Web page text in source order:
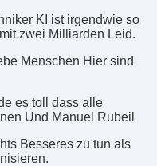
KI ist irgendwie so
zwei Milliarden Leid.
Menschen Hier sind
es toll dass alle
Und Manuel Rubeil
Besseres zu tun als